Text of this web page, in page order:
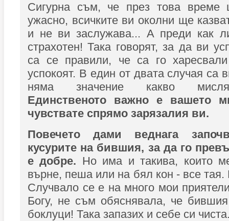
Сигурна съм, че през това време
ужасно, всичките ви околни ще
и не ви заслужава... А преди как
страхотен! Така говорят, за да ви
са се правили, че са го
успокоят. В един от двата случая са
няма значение какво
Единственото важно е вашето
чувствате спрямо зарязалия ви.
Повечето дами веднага
кусурите на бившия, за да го
е добре. Но има и такива, които
върне, пеша или на бял кон - все тая.
Случвало се е на много мои
Богу, не съм обяснявала, че
боклуци! Така запазих и себе си